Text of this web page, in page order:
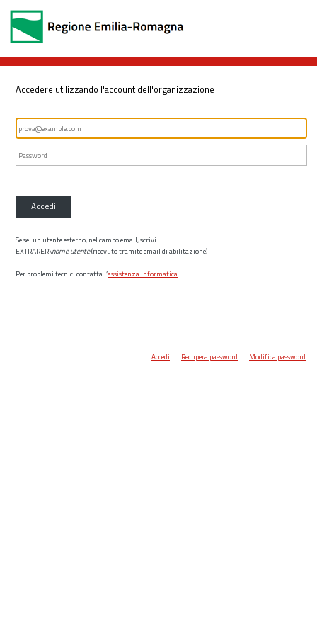
Accedere utilizzando l'account dell'organizzazione
Accedi
Se sei un utente esterno, nel campo email, scrivi
EXTRARER\nome utente(ricevuto tramite email di abilitazione)
Per problemi tecnici contatta l’assistenza informatica.
Accedi Recupera password Modifica password